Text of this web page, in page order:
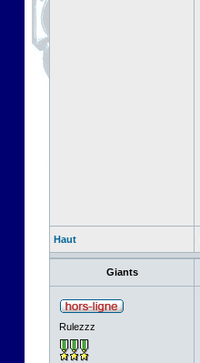
Haut
Giants
Rulezzz